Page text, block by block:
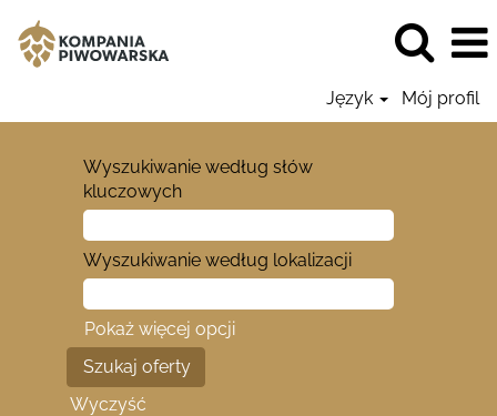
Język Mój profil
Wyszukiwanie według słów
kluczowych
Wyszukiwanie według lokalizacji
Pokaż więcej opcji
Wyczyść